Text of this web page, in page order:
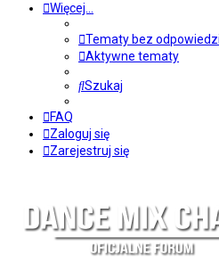
Więcej…
Tematy bez odpowiedzi
Aktywne tematy
Szukaj
FAQ
Zaloguj się
Zarejestruj się